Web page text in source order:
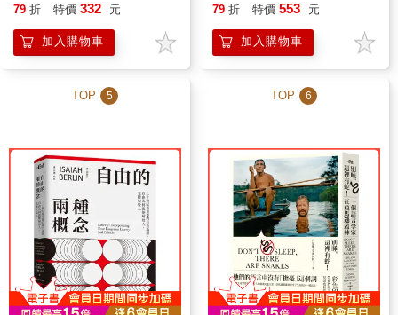
79 折 特價 332 元
加入購物車
79 折 特價 553 元
加入購物車
TOP 5 TOP 6